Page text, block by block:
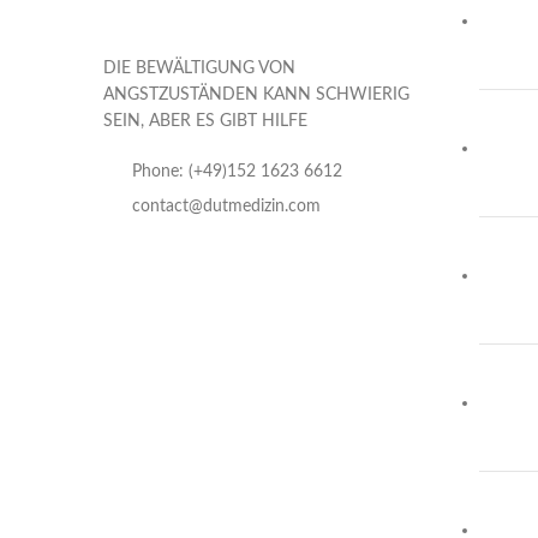
DIE BEWÄLTIGUNG VON
ANGSTZUSTÄNDEN KANN SCHWIERIG
SEIN, ABER ES GIBT HILFE
Phone: (+49)152 1623 6612
contact@dutmedizin.com